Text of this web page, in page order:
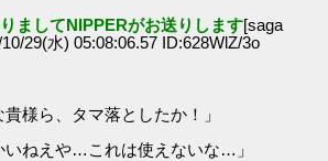
ましてNIPPERがお送りします[saga
29(水) 05:08:06.57 ID:628WlZ/3o
様ら、タマ落としたか！」
いねえや…これは使えないな…」